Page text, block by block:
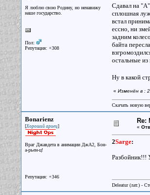
Я люблю свою Родину, но ненавижу
наше государство.
Пол:
Репутация: +308
Сдавал на
сплошная
встал
ессно, ни
задним
байта
остальные
Ну в какой
« Изменён в :
Скачать новую
Bonarienz
[Хороший ариец]
Враг Джавдета в анимации ДжА2, Бон-
а-рьен-ц!
Репутация: +346
Re:
«
2Sarge:
Разбойник!!!
Deleatur (лат.) -